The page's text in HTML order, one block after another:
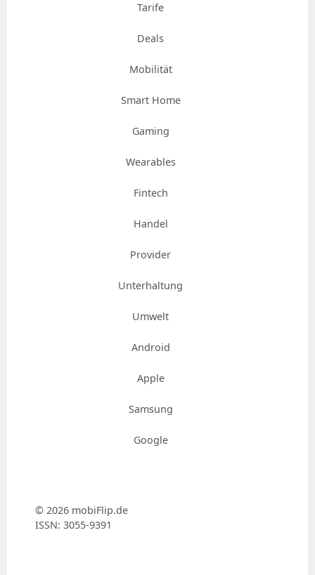
Tarife
Deals
Mobilität
Smart Home
Gaming
Wearables
Fintech
Handel
Provider
Unterhaltung
Umwelt
Android
Apple
Samsung
Google
© 2026 mobiFlip.de
ISSN: 3055-9391